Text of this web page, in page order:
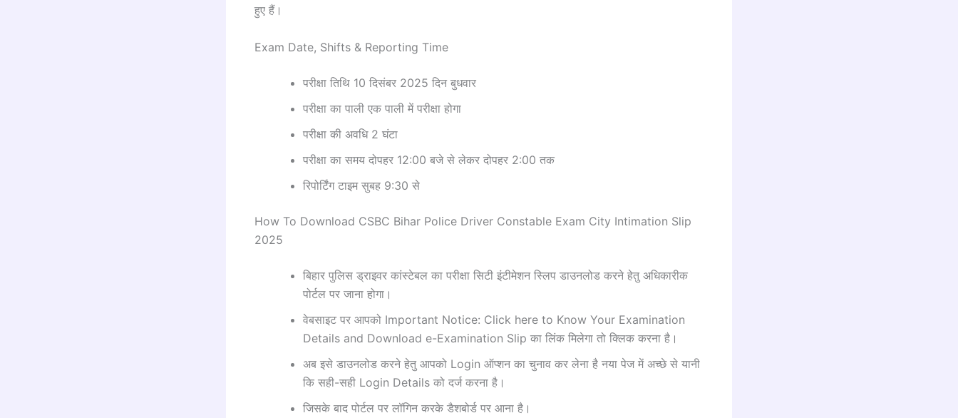
हुए हैं।
Exam Date, Shifts & Reporting Time
परीक्षा तिथि 10 दिसंबर 2025 दिन बुधवार
परीक्षा का पाली एक पाली में परीक्षा होगा
परीक्षा की अवधि 2 घंटा
परीक्षा का समय दोपहर 12:00 बजे से लेकर दोपहर 2:00 तक
रिपोर्टिंग टाइम सुबह 9:30 से
How To Download CSBC Bihar Police Driver Constable Exam City Intimation Slip
2025
बिहार पुलिस ड्राइवर कांस्टेबल का परीक्षा सिटी इंटीमेशन स्लिप डाउनलोड करने हेतु अधिकारीक
पोर्टल पर जाना होगा।
वेबसाइट पर आपको Important Notice: Click here to Know Your Examination
Details and Download e-Examination Slip का लिंक मिलेगा तो क्लिक करना है।
अब इसे डाउनलोड करने हेतु आपको Login ऑप्शन का चुनाव कर लेना है नया पेज में अच्छे से यानी
कि सही-सही Login Details को दर्ज करना है।
जिसके बाद पोर्टल पर लॉगिन करके डैशबोर्ड पर आना है।